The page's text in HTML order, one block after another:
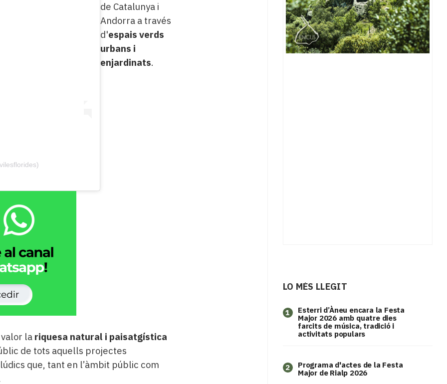
de Catalunya i
Andorra a través
d'espais verds
urbans i
enjardinats.
la riquesa natural i paisatgística
de tots aquells projectes
que, tant en l’àmbit públic com
LO MÉS LLEGIT
1
Esterri d’Àneu encara la Festa
Major 2026 amb quatre dies
farcits de música, tradició i
activitats populars
2
Programa d'actes de la Festa
Major de Rialp 2026